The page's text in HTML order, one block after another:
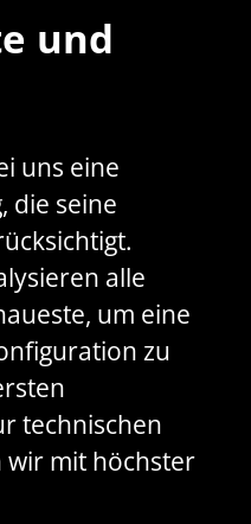
und
uns eine
die seine
alle
um eine
zu
technischen
wir mit höchster